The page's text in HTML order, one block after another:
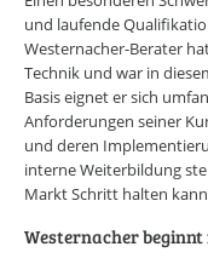
und laufende
Westernacher-Berater
Technik und war in
Basis eignet er sich
Anforderungen seiner
und deren
interne Weiterbildung
Markt Schritt halten
Westernacher